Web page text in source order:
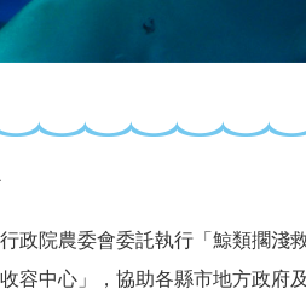
院農委會委託執行「鯨類擱淺
容中心」，協助各縣市地方政府